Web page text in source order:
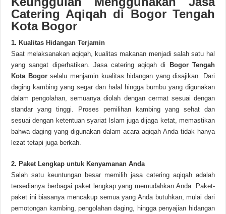
Catering Aqiqah di Bogor Tengah
Kota Bogor
1. Kualitas Hidangan Terjamin
Saat melaksanakan aqiqah, kualitas makanan menjadi salah satu hal
yang sangat diperhatikan. Jasa catering aqiqah di
Bogor Tengah
Kota Bogorselalu menjamin kualitas hidangan yang disajikan. Dari
daging kambing yang segar dan halal hingga bumbu yang digunakan
dalam pengolahan, semuanya diolah dengan cermat sesuai dengan
standar yang tinggi. Proses pemilihan kambing yang sehat dan
sesuai dengan ketentuan syariat Islam juga dijaga ketat, memastikan
bahwa daging yang digunakan dalam acara aqiqah Anda tidak hanya
lezat tetapi juga berkah.
2. Paket Lengkap untuk Kenyamanan Anda
Salah satu keuntungan besar memilih jasa catering aqiqah adalah
tersedianya berbagai paket lengkap yang memudahkan Anda. Paket-
paket ini biasanya mencakup semua yang Anda butuhkan, mulai dari
pemotongan kambing, pengolahan daging, hingga penyajian hidangan